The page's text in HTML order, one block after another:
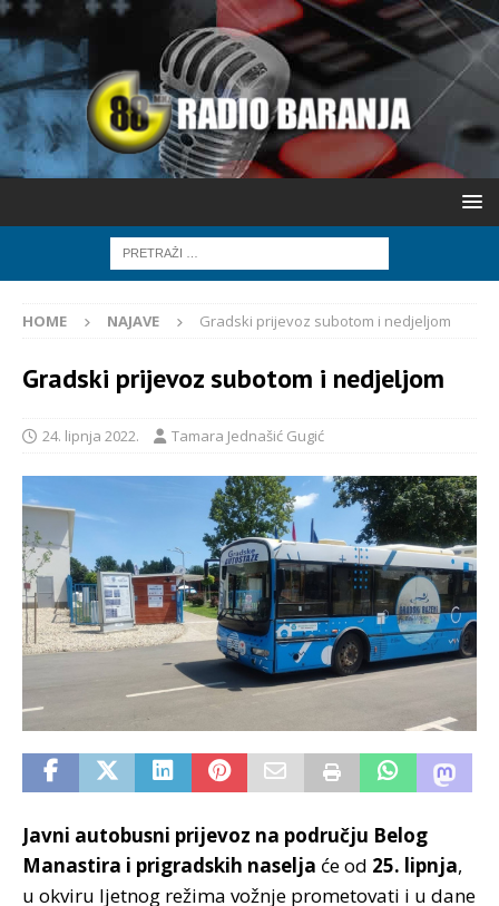
HOME NAJAVE Gradski prijevoz subotom i nedjeljom
Gradski prijevoz subotom i nedjeljom
24. lipnja 2022. Tamara Jednašić Gugić
Javni autobusni prijevoz na području Belog
Manastira i prigradskih naselja će od 25. lipnja,
u okviru ljetnog režima vožnje prometovati i u dane